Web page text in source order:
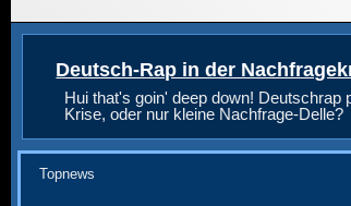
Deutsch-Rap in der
Hui that's goin' deep down! Deutschrap
Krise, oder nur kleine Nachfrage-Delle?
Topnews